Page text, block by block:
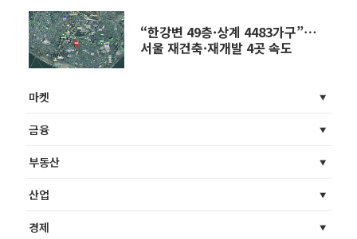
“한강변 49층·상계 4483가구”⋯
서울 재건축·재개발 4곳 속도
마켓
금융
부동산
산업
경제